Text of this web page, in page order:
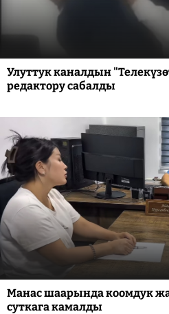
Улуттук каналдын
редактору сабалды
Манас шаарында коомдук
суткага камалды